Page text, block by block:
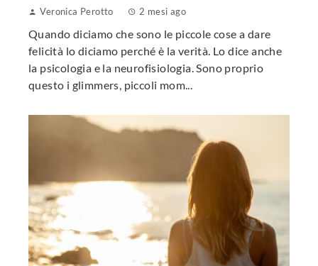
Veronica Perotto 2 mesi ago
Quando diciamo che sono le piccole cose a dare
felicità lo diciamo perché è la verità. Lo dice anche
la psicologia e la neurofisiologia. Sono proprio
questo i glimmers, piccoli mom...